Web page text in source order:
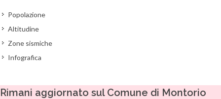
Popolazione
Altitudine
Zone sismiche
Infografica
Rimani aggiornato sul Comune di Montorio